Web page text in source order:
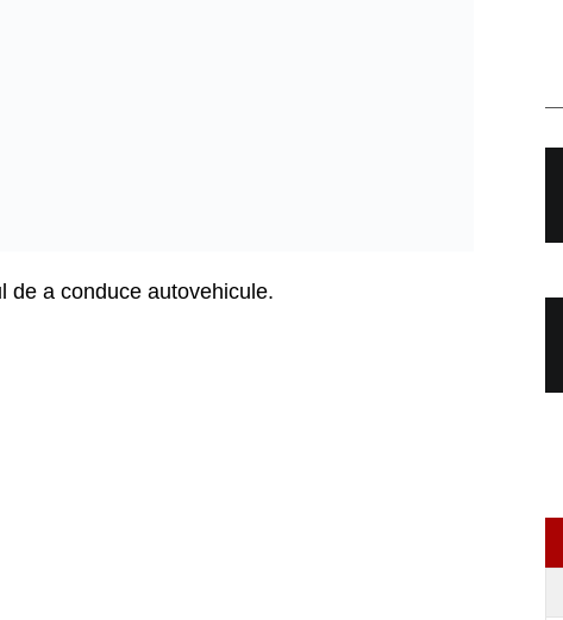
de a conduce autovehicule.